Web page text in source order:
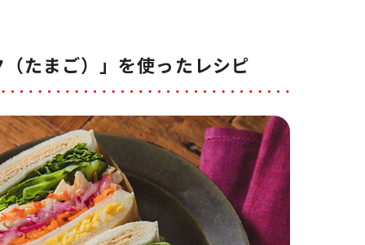
たまご）」を使ったレシピ